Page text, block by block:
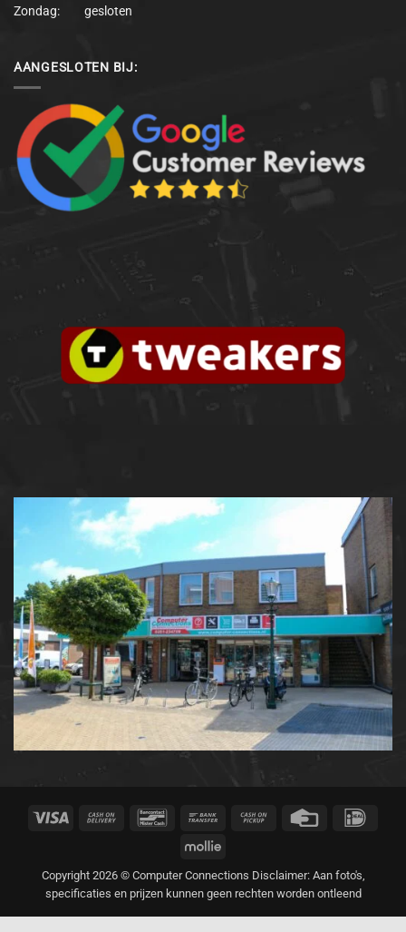
Zondag: gesloten
AANGESLOTEN BIJ:
Visa
Cash
Bancontact Bank
Cash
Credit
Mollie
Copyright 2026 © Computer Connections Disclaimer: Aan foto's,
specificaties en prijzen kunnen geen rechten worden ontleend